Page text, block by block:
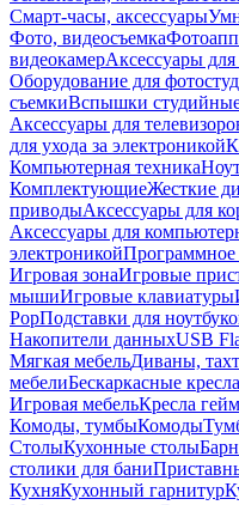
Смарт-часы, аксессуары
Фото, видеосъемка
видеокамерАксессуары
Оборудование для
съемкиВспышки
Аксессуары для
для ухода за электроникой
Компьютерная техника
КомплектующиеЖесткие
приводыАксессуары для
Аксессуары для
электроникойПрограммное
Игровая зонаИгровые
мышиИгровые клавиатуры
PopПодставки для
Накопители данныхUSB
Мягкая мебельДиваны,
мебелиБескаркасные
Игровая мебельКресла
Комоды, тумбыКомоды
СтолыКухонные столы
столики для бани
КухняКухонный гарнитур